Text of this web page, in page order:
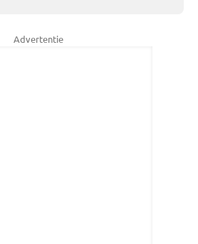
Advertentie